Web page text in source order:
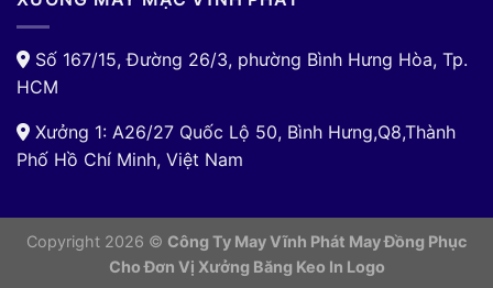
Số 167/15, Đường 26/3, phường Bình Hưng Hòa, Tp.
HCM
Xưởng 1: A26/27 Quốc Lộ 50, Bình Hưng,Q8,Thành
Phố Hồ Chí Minh, Việt Nam
Copyright 2026 © Công Ty May Vĩnh Phát May Đồng Phục
Cho Đơn Vị Xưởng Băng Keo In Logo